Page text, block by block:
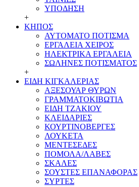
ΥΠΟΔΗΣΗ
+
ΚΗΠΟΣ
ΑΥΤΟΜΑΤΟ ΠΟΤΙΣΜΑ
ΕΡΓΑΛΕΙΑ ΧΕΙΡΟΣ
ΗΛΕΚΤΡΙΚΑ ΕΡΓΑΛΕΙΑ
ΣΩΛΗΝΕΣ ΠΟΤΙΣΜΑΤΟΣ
+
ΕΙΔΗ ΚΙΓΚΑΛΕΡΙΑΣ
ΑΞΕΣΟΥΑΡ ΘΥΡΩΝ
ΓΡΑΜMΑΤΟΚΙΒΩΤΙΑ
ΕΙΔΗ ΤΖΑΚΙΟΥ
ΚΛΕΙΔΑΡΙΕΣ
ΚΟΥΡΤΙΝΟΒΕΡΓΕΣ
ΛΟΥΚΕΤΑ
ΜΕΝΤΕΣΕΔΕΣ
ΠΟΜΟΛΑ/ΛΑΒΕΣ
ΣΚΑΛΕΣ
ΣΟΥΣΤΕΣ ΕΠΑΝΑΦΟΡΑΣ
ΣΥΡΤΕΣ